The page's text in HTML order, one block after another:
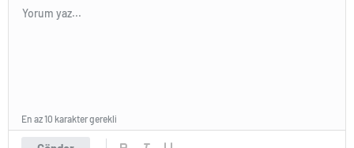
En az 10 karakter gerekli